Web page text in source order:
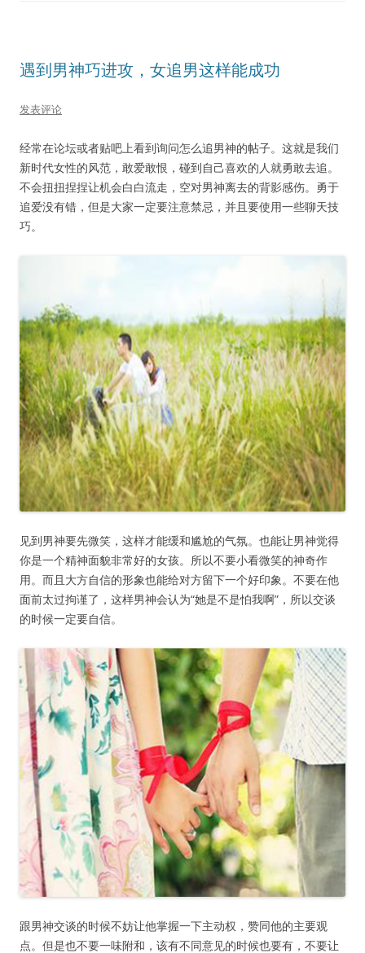
遇到男神巧进攻，女追男这样能成功
发表评论
经常在论坛或者贴吧上看到询问怎么追男神的帖子。这就是我们
新时代女性的风范，敢爱敢恨，碰到自己喜欢的人就勇敢去追。
不会扭扭捏捏让机会白白流走，空对男神离去的背影感伤。勇于
追爱没有错，但是大家一定要注意禁忌，并且要使用一些聊天技
巧。
见到男神要先微笑，这样才能缓和尴尬的气氛。也能让男神觉得
你是一个精神面貌非常好的女孩。所以不要小看微笑的神奇作
用。而且大方自信的形象也能给对方留下一个好印象。不要在他
面前太过拘谨了，这样男神会认为“她是不是怕我啊”，所以交谈
的时候一定要自信。
跟男神交谈的时候不妨让他掌握一下主动权，赞同他的主要观
点。但是也不要一味附和，该有不同意见的时候也要有，不要让